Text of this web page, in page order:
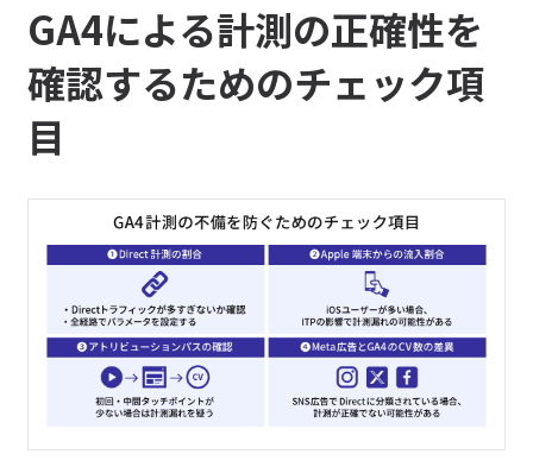
GA4による計測の正確性を
確認するためのチェック項
目